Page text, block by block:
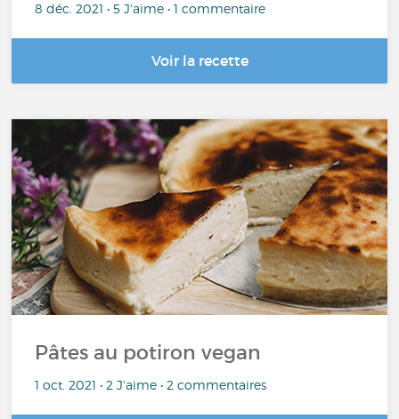
8 déc. 2021 • 5 J'aime • 1 commentaire
Voir la recette
Pâtes au potiron vegan
1 oct. 2021 • 2 J'aime • 2 commentaires